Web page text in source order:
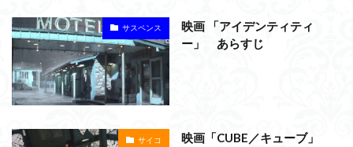
サスペンス
映画 「アイデンティティ
ー」 あらすじ
サイコ
映画「CUBE／キューブ」